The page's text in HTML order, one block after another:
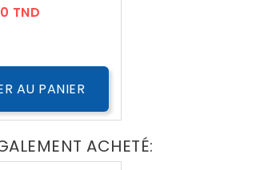
TND
AU PANIER
ACHETÉ: